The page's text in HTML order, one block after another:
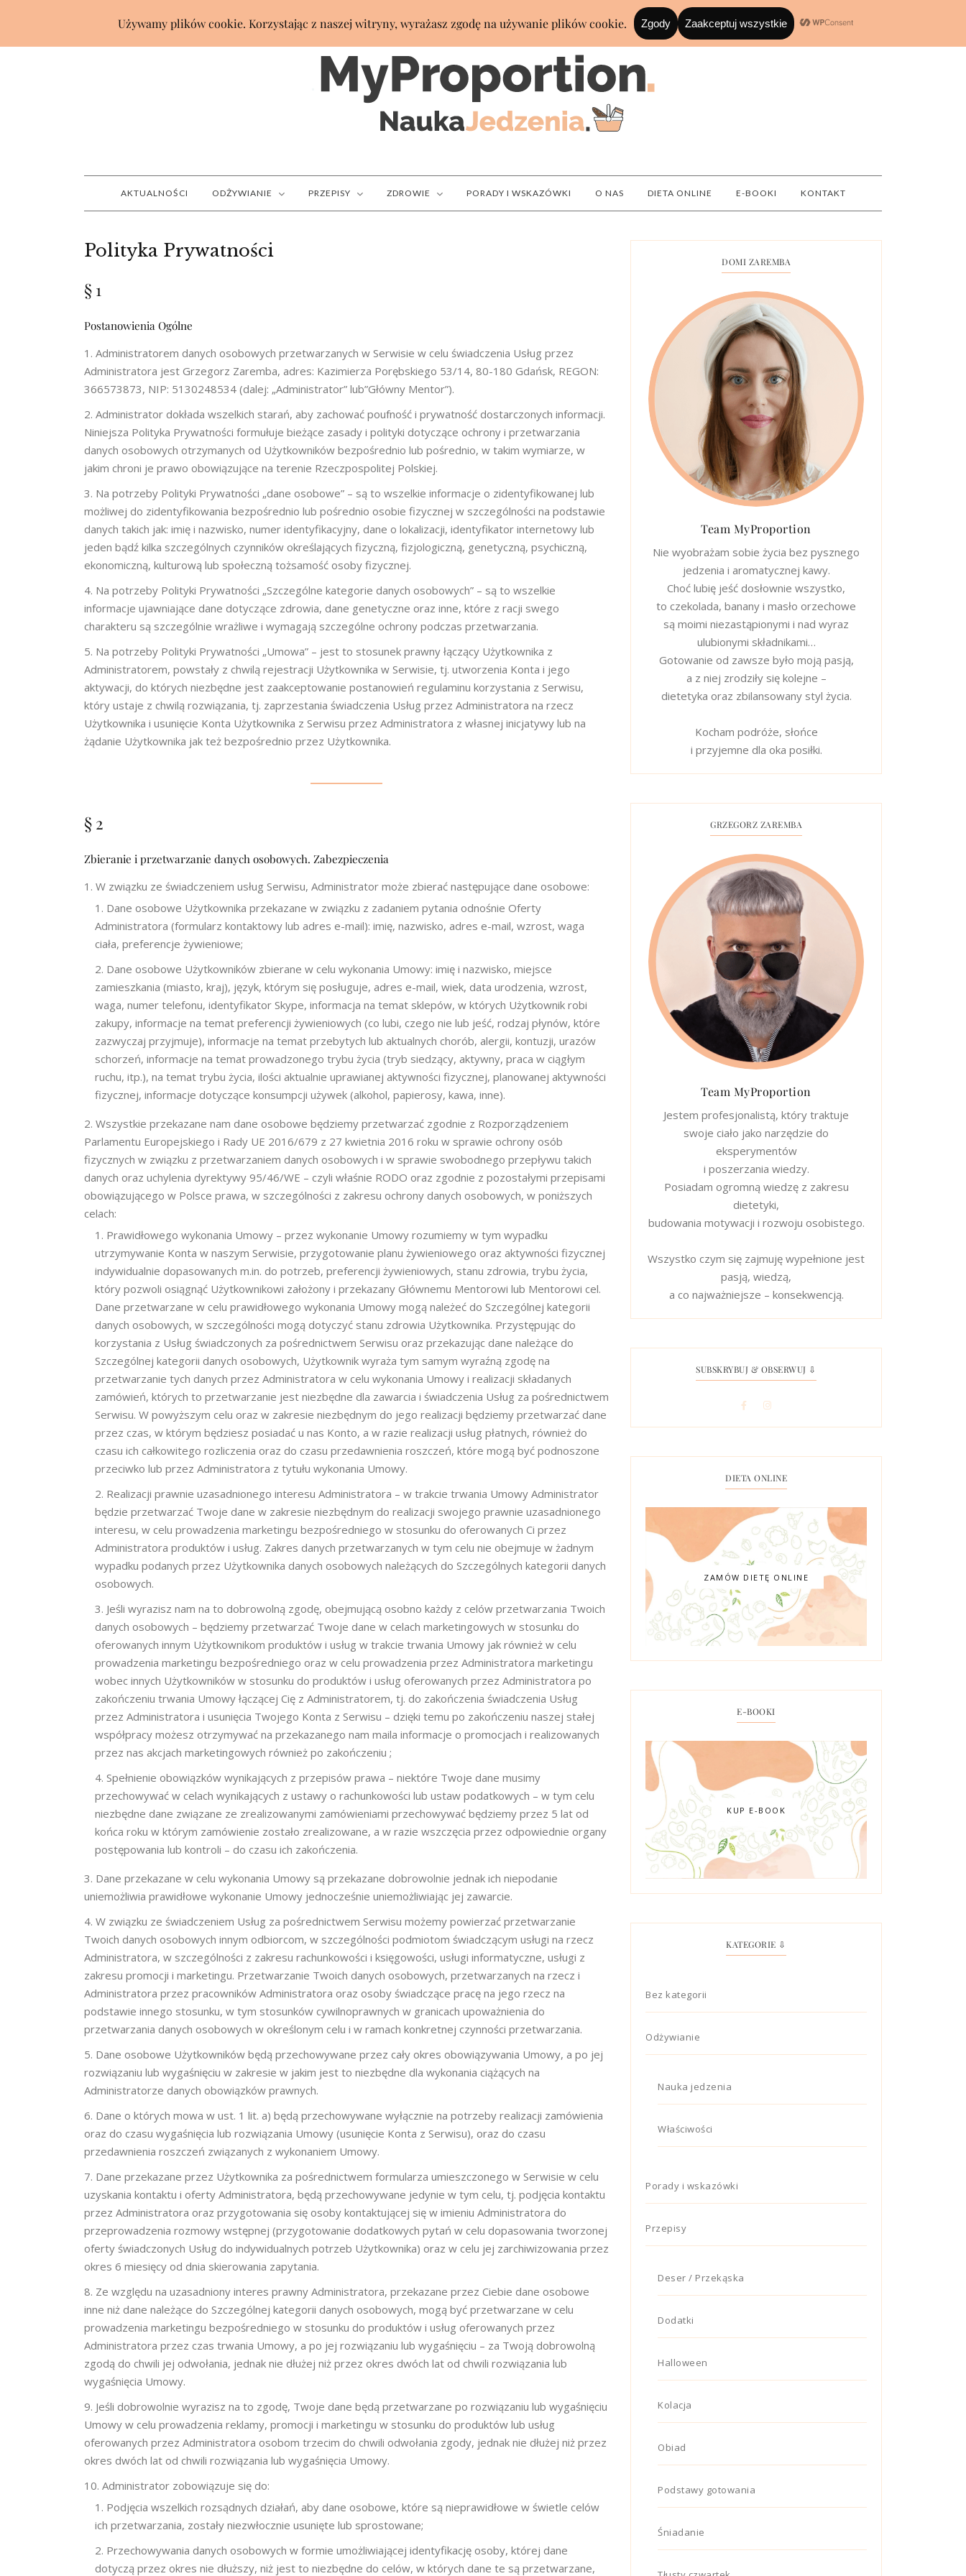
AKTUALNOŚCI ODŻYWIANIE PRZEPISY ZDROWIE PORADY I WSKAZÓWKI O NAS DIETA ONLINE E-BOOKI KONTAKT
Polityka Prywatności
§ 1
Postanowienia Ogólne
Administratorem danych osobowych przetwarzanych w Serwisie w celu świadczenia Usług przez
Administratora jest Grzegorz Zaremba, adres: Kazimierza Porębskiego 53/14, 80-180 Gdańsk, REGON:
366573873, NIP: 5130248534 (dalej: „Administrator” lub”Główny Mentor”).
Administrator dokłada wszelkich starań, aby zachować poufność i prywatność dostarczonych informacji.
Niniejsza Polityka Prywatności formułuje bieżące zasady i polityki dotyczące ochrony i przetwarzania
danych osobowych otrzymanych od Użytkowników bezpośrednio lub pośrednio, w takim wymiarze, w
jakim chroni je prawo obowiązujące na terenie Rzeczpospolitej Polskiej.
Na potrzeby Polityki Prywatności „dane osobowe” – są to wszelkie informacje o zidentyfikowanej lub
możliwej do zidentyfikowania bezpośrednio lub pośrednio osobie fizycznej w szczególności na podstawie
danych takich jak: imię i nazwisko, numer identyfikacyjny, dane o lokalizacji, identyfikator internetowy lub
jeden bądź kilka szczególnych czynników określających fizyczną, fizjologiczną, genetyczną, psychiczną,
ekonomiczną, kulturową lub społeczną tożsamość osoby fizycznej.
Na potrzeby Polityki Prywatności „Szczególne kategorie danych osobowych” – są to wszelkie
informacje ujawniające dane dotyczące zdrowia, dane genetyczne oraz inne, które z racji swego
charakteru są szczególnie wrażliwe i wymagają szczególne ochrony podczas przetwarzania.
Na potrzeby Polityki Prywatności „Umowa” – jest to stosunek prawny łączący Użytkownika z
Administratorem, powstały z chwilą rejestracji Użytkownika w Serwisie, tj. utworzenia Konta i jego
aktywacji, do których niezbędne jest zaakceptowanie postanowień regulaminu korzystania z Serwisu,
który ustaje z chwilą rozwiązania, tj. zaprzestania świadczenia Usług przez Administratora na rzecz
Użytkownika i usunięcie Konta Użytkownika z Serwisu przez Administratora z własnej inicjatywy lub na
żądanie Użytkownika jak też bezpośrednio przez Użytkownika.
§ 2
Zbieranie i przetwarzanie danych osobowych. Zabezpieczenia
W związku ze świadczeniem usług Serwisu, Administrator może zbierać następujące dane osobowe:
Dane osobowe Użytkownika przekazane w związku z zadaniem pytania odnośnie Oferty
Administratora (formularz kontaktowy lub adres e-mail): imię, nazwisko, adres e-mail, wzrost, waga
ciała, preferencje żywieniowe;
Dane osobowe Użytkowników zbierane w celu wykonania Umowy: imię i nazwisko, miejsce
zamieszkania (miasto, kraj), język, którym się posługuje, adres e-mail, wiek, data urodzenia, wzrost,
waga, numer telefonu, identyfikator Skype, informacja na temat sklepów, w których Użytkownik robi
zakupy, informacje na temat preferencji żywieniowych (co lubi, czego nie lub jeść, rodzaj płynów, które
zazwyczaj przyjmuje), informacje na temat przebytych lub aktualnych chorób, alergii, kontuzji, urazów
schorzeń, informacje na temat prowadzonego trybu życia (tryb siedzący, aktywny, praca w ciągłym
ruchu, itp.), na temat trybu życia, ilości aktualnie uprawianej aktywności fizycznej, planowanej aktywności
fizycznej, informacje dotyczące konsumpcji używek (alkohol, papierosy, kawa, inne).
Wszystkie przekazane nam dane osobowe będziemy przetwarzać zgodnie z Rozporządzeniem
Parlamentu Europejskiego i Rady UE 2016/679 z 27 kwietnia 2016 roku w sprawie ochrony osób
fizycznych w związku z przetwarzaniem danych osobowych i w sprawie swobodnego przepływu takich
danych oraz uchylenia dyrektywy 95/46/WE – czyli właśnie RODO oraz zgodnie z pozostałymi przepisami
obowiązującego w Polsce prawa, w szczególności z zakresu ochrony danych osobowych, w poniższych
celach:
Prawidłowego wykonania Umowy – przez wykonanie Umowy rozumiemy w tym wypadku
utrzymywanie Konta w naszym Serwisie, przygotowanie planu żywieniowego oraz aktywności fizycznej
indywidualnie dopasowanych m.in. do potrzeb, preferencji żywieniowych, stanu zdrowia, trybu życia,
który pozwoli osiągnąć Użytkownikowi założony i przekazany Głównemu Mentorowi lub Mentorowi cel.
Dane przetwarzane w celu prawidłowego wykonania Umowy mogą należeć do Szczególnej kategorii
danych osobowych, w szczególności mogą dotyczyć stanu zdrowia Użytkownika. Przystępując do
korzystania z Usług świadczonych za pośrednictwem Serwisu oraz przekazując dane należące do
Szczególnej kategorii danych osobowych, Użytkownik wyraża tym samym wyraźną zgodę na
przetwarzanie tych danych przez Administratora w celu wykonania Umowy i realizacji składanych
zamówień, których to przetwarzanie jest niezbędne dla zawarcia i świadczenia Usług za pośrednictwem
Serwisu. W powyższym celu oraz w zakresie niezbędnym do jego realizacji będziemy przetwarzać dane
przez czas, w którym będziesz posiadać u nas Konto, a w razie realizacji usług płatnych, również do
czasu ich całkowitego rozliczenia oraz do czasu przedawnienia roszczeń, które mogą być podnoszone
przeciwko lub przez Administratora z tytułu wykonania Umowy.
Realizacji prawnie uzasadnionego interesu Administratora – w trakcie trwania Umowy Administrator
będzie przetwarzać Twoje dane w zakresie niezbędnym do realizacji swojego prawnie uzasadnionego
interesu, w celu prowadzenia marketingu bezpośredniego w stosunku do oferowanych Ci przez
Administratora produktów i usług. Zakres danych przetwarzanych w tym celu nie obejmuje w żadnym
wypadku podanych przez Użytkownika danych osobowych należących do Szczególnych kategorii danych
osobowych.
Jeśli wyrazisz nam na to dobrowolną zgodę, obejmującą osobno każdy z celów przetwarzania Twoich
danych osobowych – będziemy przetwarzać Twoje dane w celach marketingowych w stosunku do
oferowanych innym Użytkownikom produktów i usług w trakcie trwania Umowy jak również w celu
prowadzenia marketingu bezpośredniego oraz w celu prowadzenia przez Administratora marketingu
wobec innych Użytkowników w stosunku do produktów i usług oferowanych przez Administratora po
zakończeniu trwania Umowy łączącej Cię z Administratorem, tj. do zakończenia świadczenia Usług
przez Administratora i usunięcia Twojego Konta z Serwisu – dzięki temu po zakończeniu naszej stałej
współpracy możesz otrzymywać na przekazanego nam maila informacje o promocjach i realizowanych
przez nas akcjach marketingowych również po zakończeniu ;
Spełnienie obowiązków wynikających z przepisów prawa – niektóre Twoje dane musimy
przechowywać w celach wynikających z ustawy o rachunkowości lub ustaw podatkowych – w tym celu
niezbędne dane związane ze zrealizowanymi zamówieniami przechowywać będziemy przez 5 lat od
końca roku w którym zamówienie zostało zrealizowane, a w razie wszczęcia przez odpowiednie organy
postępowania lub kontroli – do czasu ich zakończenia.
Dane przekazane w celu wykonania Umowy są przekazane dobrowolnie jednak ich niepodanie
uniemożliwia prawidłowe wykonanie Umowy jednocześnie uniemożliwiając jej zawarcie.
W związku ze świadczeniem Usług za pośrednictwem Serwisu możemy powierzać przetwarzanie
Twoich danych osobowych innym odbiorcom, w szczególności podmiotom świadczącym usługi na rzecz
Administratora, w szczególności z zakresu rachunkowości i księgowości, usługi informatyczne, usługi z
zakresu promocji i marketingu. Przetwarzanie Twoich danych osobowych, przetwarzanych na rzecz i
Administratora przez pracowników Administratora oraz osoby świadczące pracę na jego rzecz na
podstawie innego stosunku, w tym stosunków cywilnoprawnych w granicach upoważnienia do
przetwarzania danych osobowych w określonym celu i w ramach konkretnej czynności przetwarzania.
Dane osobowe Użytkowników będą przechowywane przez cały okres obowiązywania Umowy, a po jej
rozwiązaniu lub wygaśnięciu w zakresie w jakim jest to niezbędne dla wykonania ciążących na
Administratorze danych obowiązków prawnych.
Dane o których mowa w ust. 1 lit. a) będą przechowywane wyłącznie na potrzeby realizacji zamówienia
oraz do czasu wygaśnięcia lub rozwiązania Umowy (usunięcie Konta z Serwisu), oraz do czasu
przedawnienia roszczeń związanych z wykonaniem Umowy.
Dane przekazane przez Użytkownika za pośrednictwem formularza umieszczonego w Serwisie w celu
uzyskania kontaktu i oferty Administratora, będą przechowywane jedynie w tym celu, tj. podjęcia kontaktu
przez Administratora oraz przygotowania się osoby kontaktującej się w imieniu Administratora do
przeprowadzenia rozmowy wstępnej (przygotowanie dodatkowych pytań w celu dopasowania tworzonej
oferty świadczonych Usług do indywidualnych potrzeb Użytkownika) oraz w celu jej zarchiwizowania przez
okres 6 miesięcy od dnia skierowania zapytania.
Ze względu na uzasadniony interes prawny Administratora, przekazane przez Ciebie dane osobowe
inne niż dane należące do Szczególnej kategorii danych osobowych, mogą być przetwarzane w celu
prowadzenia marketingu bezpośredniego w stosunku do produktów i usług oferowanych przez
Administratora przez czas trwania Umowy, a po jej rozwiązaniu lub wygaśnięciu – za Twoją dobrowolną
zgodą do chwili jej odwołania, jednak nie dłużej niż przez okres dwóch lat od chwili rozwiązania lub
wygaśnięcia Umowy.
Jeśli dobrowolnie wyrazisz na to zgodę, Twoje dane będą przetwarzane po rozwiązaniu lub wygaśnięciu
Umowy w celu prowadzenia reklamy, promocji i marketingu w stosunku do produktów lub usług
oferowanych przez Administratora osobom trzecim do chwili odwołania zgody, jednak nie dłużej niż przez
okres dwóch lat od chwili rozwiązania lub wygaśnięcia Umowy.
Administrator zobowiązuje się do:
Podjęcia wszelkich rozsądnych działań, aby dane osobowe, które są nieprawidłowe w świetle celów
ich przetwarzania, zostały niezwłocznie usunięte lub sprostowane;
Przechowywania danych osobowych w formie umożliwiającej identyfikację osoby, której dane
dotyczą przez okres nie dłuższy, niż jest to niezbędne do celów, w których dane te są przetwarzane,
DOMI ZAREMBA
Team MyProportion
Nie wyobrażam sobie życia bez pysznego
jedzenia i aromatycznej kawy.
Choć lubię jeść dosłownie wszystko,
to czekolada, banany i masło orzechowe
są moimi niezastąpionymi i nad wyraz
ulubionymi składnikami…
Gotowanie od zawsze było moją pasją,
a z niej zrodziły się kolejne –
dietetyka oraz zbilansowany styl życia.
Kocham podróże, słońce
i przyjemne dla oka posiłki.
GRZEGORZ ZAREMBA
Team MyProportion
Jestem profesjonalistą, który traktuje
swoje ciało jako narzędzie do
eksperymentów
i poszerzania wiedzy.
Posiadam ogromną wiedzę z zakresu
dietetyki,
budowania motywacji i rozwoju osobistego.
Wszystko czym się zajmuję wypełnione jest
pasją, wiedzą,
a co najważniejsze – konsekwencją.
SUBSKRYBUJ & OBSERWUJ ⇩
DIETA ONLINE
ZAMÓW DIETĘ ONLINE
E-BOOKI
KUP E-BOOK
KATEGORIE ⇩
Bez kategorii
Odżywianie
Nauka jedzenia
Właściwości
Porady i wskazówki
Przepisy
Deser / Przekąska
Dodatki
Halloween
Kolacja
Obiad
Podstawy gotowania
Śniadanie